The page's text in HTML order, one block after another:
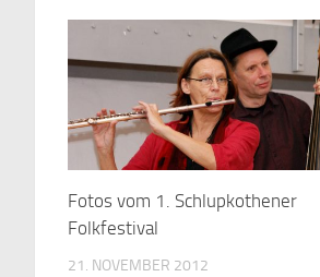
Fotos vom 1. Schlupkothener
Folkfestival
21. NOVEMBER 2012